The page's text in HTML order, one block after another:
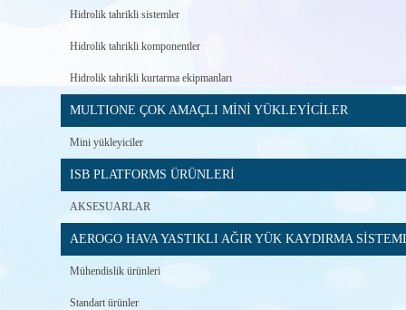
Hidrolik tahrikli sistemler
Hidrolik tahrikli komponentler
Hidrolik tahrikli kurtarma ekipmanları
MULTIONE ÇOK AMAÇLI MİNİ YÜKLEYİCİLER
Mini yükleyiciler
ISB PLATFORMS ÜRÜNLERİ
AKSESUARLAR
AEROGO HAVA YASTIKLI AĞIR YÜK KAYDIRMA
Mühendislik ürünleri
Standart ürünler